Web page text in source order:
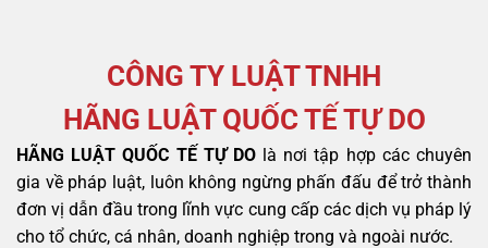
CÔNG TY LUẬT TNHH
HÃNG LUẬT QUỐC TẾ TỰ DO
HÃNG LUẬT QUỐC TẾ TỰ DOlà nơi tập hợp các chuyên
gia về pháp luật, luôn không ngừng phấn đấu để trở thành
đơn vị dẫn đầu trong lĩnh vực cung cấp các dịch vụ pháp lý
cho tổ chức, cá nhân, doanh nghiệp trong và ngoài nước.